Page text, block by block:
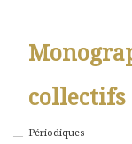
collectifs
Périodiques